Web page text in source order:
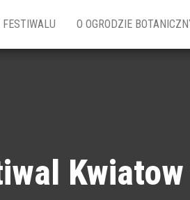
FESTIWALU O OGRODZIE